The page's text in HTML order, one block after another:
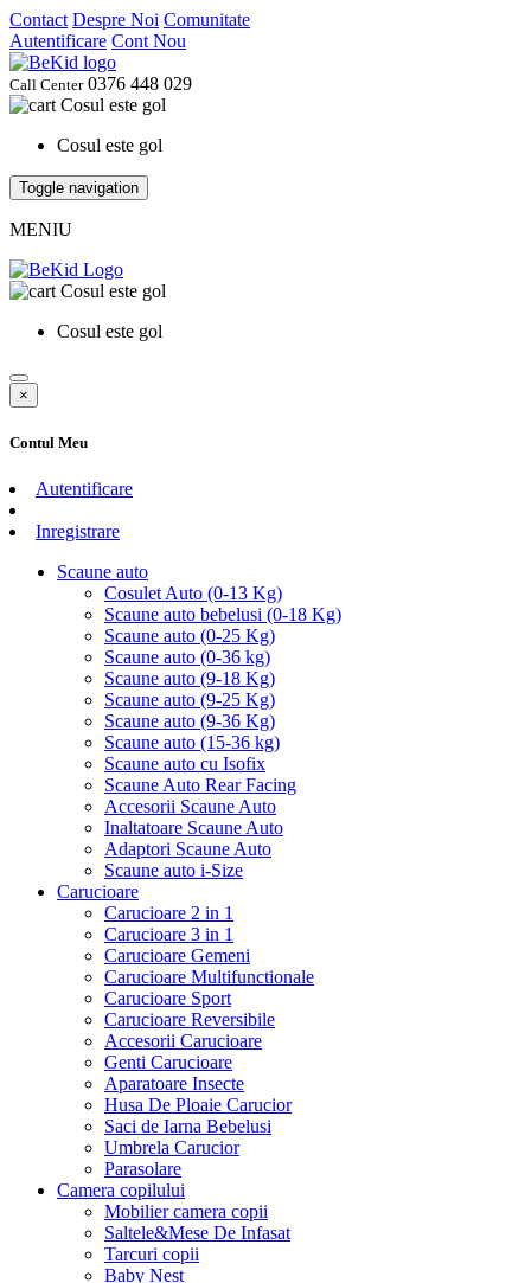
Contact Despre Noi Comunitate
Autentificare Cont Nou
Call Center0376 448 029
Cosul este gol
Cosul este gol
Toggle navigation
MENIU
Cosul este gol
Cosul este gol
×
Contul Meu
Autentificare
Inregistrare
Scaune auto
Cosulet Auto (0-13 Kg)
Scaune auto bebelusi (0-18 Kg)
Scaune auto (0-25 Kg)
Scaune auto (0-36 kg)
Scaune auto (9-18 Kg)
Scaune auto (9-25 Kg)
Scaune auto (9-36 Kg)
Scaune auto (15-36 kg)
Scaune auto cu Isofix
Scaune Auto Rear Facing
Accesorii Scaune Auto
Inaltatoare Scaune Auto
Adaptori Scaune Auto
Scaune auto i-Size
Carucioare
Carucioare 2 in 1
Carucioare 3 in 1
Carucioare Gemeni
Carucioare Multifunctionale
Carucioare Sport
Carucioare Reversibile
Accesorii Carucioare
Genti Carucioare
Aparatoare Insecte
Husa De Ploaie Carucior
Saci de Iarna Bebelusi
Umbrela Carucior
Parasolare
Camera copilului
Mobilier camera copii
Saltele&Mese De Infasat
Tarcuri copii
Baby Nest